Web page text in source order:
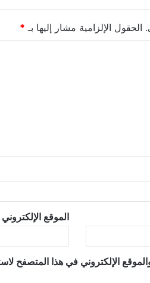
الحقول الإلزامية مشار إليها بـ *
الموقع الإلكتروني
الإلكتروني في هذا المتصفح